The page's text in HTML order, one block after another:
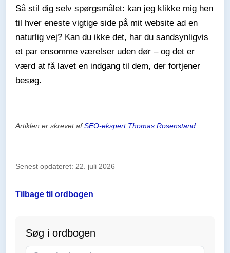
Så stil dig selv spørgsmålet: kan jeg klikke mig hen
til hver eneste vigtige side på mit website ad en
naturlig vej? Kan du ikke det, har du sandsynligvis
et par ensomme værelser uden dør – og det er
værd at få lavet en indgang til dem, der fortjener
besøg.
Artiklen er skrevet afSEO-ekspert Thomas Rosenstand
Senest opdateret: 22. juli 2026
Tilbage til ordbogen
Søg i ordbogen
Søg